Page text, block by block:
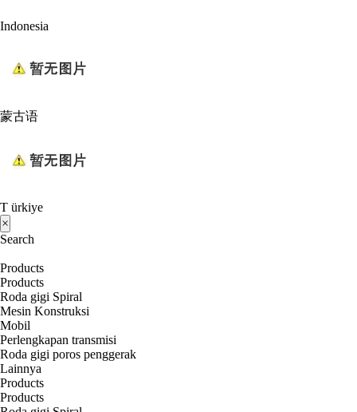
Indonesia
蒙古语
T ürkiye
×
Search
Products
Products
Roda gigi Spiral
Mesin Konstruksi
Mobil
Perlengkapan transmisi
Roda gigi poros penggerak
Lainnya
Products
Products